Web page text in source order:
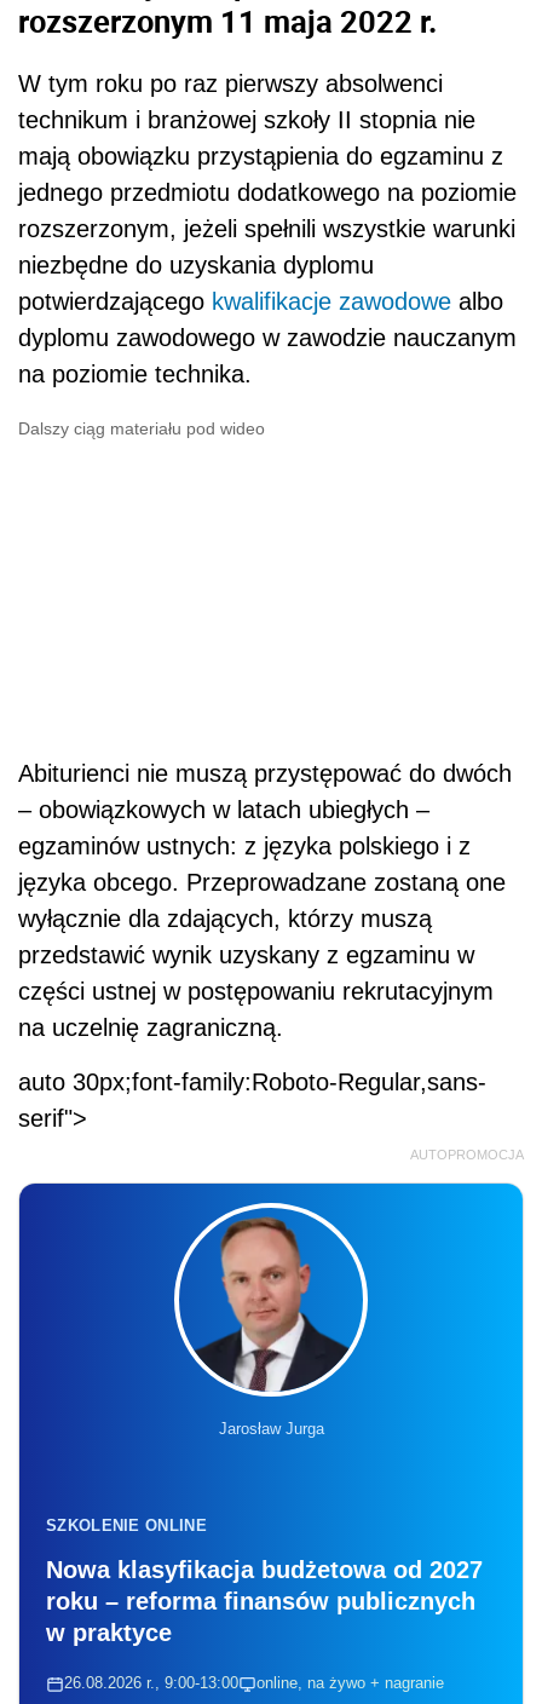
rozszerzonym 11 maja 2022 r.
W tym roku po raz pierwszy absolwenci
technikum i branżowej szkoły II stopnia nie
mają obowiązku przystąpienia do egzaminu z
jednego przedmiotu dodatkowego na poziomie
rozszerzonym, jeżeli spełnili wszystkie warunki
niezbędne do uzyskania dyplomu
potwierdzającego kwalifikacje zawodowe albo
dyplomu zawodowego w zawodzie nauczanym
na poziomie technika.
Dalszy ciąg materiału pod wideo
Abiturienci nie muszą przystępować do dwóch
– obowiązkowych w latach ubiegłych –
egzaminów ustnych: z języka polskiego i z
języka obcego. Przeprowadzane zostaną one
wyłącznie dla zdających, którzy muszą
przedstawić wynik uzyskany z egzaminu w
części ustnej w postępowaniu rekrutacyjnym
na uczelnię zagraniczną.
auto 30px;font-family:Roboto-Regular,sans-
serif">
AUTOPROMOCJA
Jarosław Jurga
SZKOLENIE ONLINE
Nowa klasyfikacja budżetowa od 2027
roku – reforma finansów publicznych
w praktyce
26.08.2026 r., 9:00-13:00 online, na żywo + nagranie